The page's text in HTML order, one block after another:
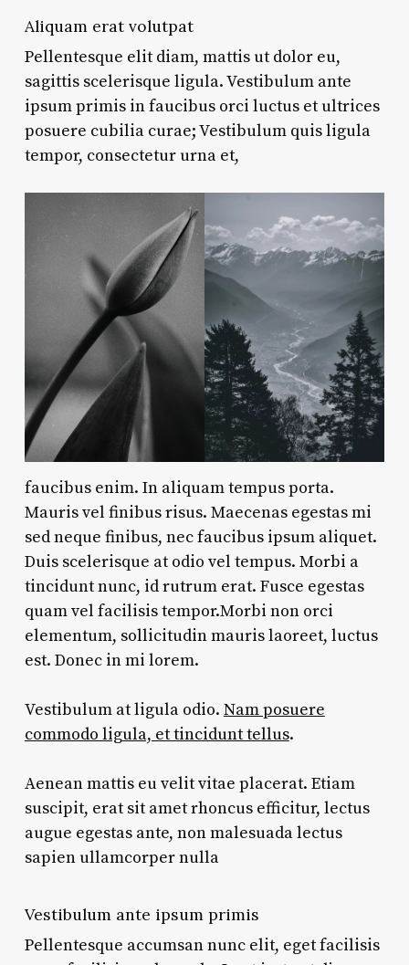
Aliquam erat volutpat
Pellentesque elit diam, mattis ut dolor eu,
sagittis scelerisque ligula. Vestibulum ante
ipsum primis in faucibus orci luctus et ultrices
posuere cubilia curae; Vestibulum quis ligula
tempor, consectetur urna et,
faucibus enim. In aliquam tempus porta.
Mauris vel finibus risus. Maecenas egestas mi
sed neque finibus, nec faucibus ipsum aliquet.
Duis scelerisque at odio vel tempus. Morbi a
tincidunt nunc, id rutrum erat. Fusce egestas
quam vel facilisis tempor.Morbi non orci
elementum, sollicitudin mauris laoreet, luctus
est. Donec in mi lorem.
Vestibulum at ligula odio. Nam posuere
commodo ligula, et tincidunt tellus.
Aenean mattis eu velit vitae placerat. Etiam
suscipit, erat sit amet rhoncus efficitur, lectus
augue egestas ante, non malesuada lectus
sapien ullamcorper nulla
Vestibulum ante ipsum primis
Pellentesque accumsan nunc elit, eget facilisis